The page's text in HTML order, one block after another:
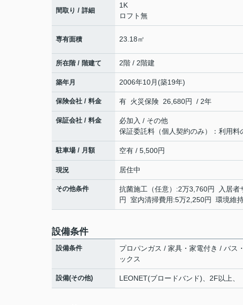
間取り / 詳細
1K
ロフト無
専有面積 23.18㎡
所在階 / 階建て 2階 / 2階建
築年月 2006年10月(築19年)
保険会社 / 料金 有 火災保険 26,680円 / 2年
保証会社 / 料金
必加入 / その他
保証委託料（個人契約のみ）：利用
駐車場 / 月額 空有 / 5,500円
現況 居住中
その他条件
抗菌施工（任意）:2万3,760円 入居
円 室内清掃費用:5万2,250円 環境維
設備条件
設備条件
プロパンガス / 家具・家電付き / バス
ックス
設備(その他) LEONET(ブロードバンド)、2F以上、